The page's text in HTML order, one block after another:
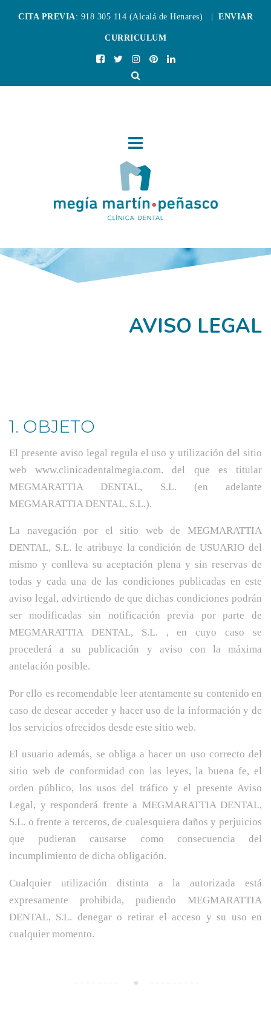
CITA PREVIA: 918 305 114 (Alcalá de Henares) | ENVIAR
CURRICULUM
AVISO LEGAL
1. OBJETO
El presente aviso legal regula el uso y utilización del sitio
web www.clinicadentalmegia.com. del que es titular
MEGMARATTIA DENTAL, S.L. (en adelante
MEGMARATTIA DENTAL, S.L.).
La navegación por el sitio web de MEGMARATTIA
DENTAL, S.L. le atribuye la condición de USUARIO del
mismo y conlleva su aceptación plena y sin reservas de
todas y cada una de las condiciones publicadas en este
aviso legal, advirtiendo de que dichas condiciones podrán
ser modificadas sin notificación previa por parte de
MEGMARATTIA DENTAL, S.L. , en cuyo caso se
procederá a su publicación y aviso con la máxima
antelación posible.
Por ello es recomendable leer atentamente su contenido en
caso de desear acceder y hacer uso de la información y de
los servicios ofrecidos desde este sitio web.
El usuario además, se obliga a hacer un uso correcto del
sitio web de conformidad con las leyes, la buena fe, el
orden público, los usos del tráfico y el presente Aviso
Legal, y responderá frente a MEGMARATTIA DENTAL,
S.L. o frente a terceros, de cualesquiera daños y perjuicios
que pudieran causarse como consecuencia del
incumplimiento de dicha obligación.
Cualquier utilización distinta a la autorizada está
expresamente prohibida, pudiendo MEGMARATTIA
DENTAL, S.L. denegar o retirar el acceso y su uso en
cualquier momento.